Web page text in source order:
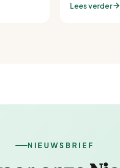
Lees verder
NIEUWSBRIEF